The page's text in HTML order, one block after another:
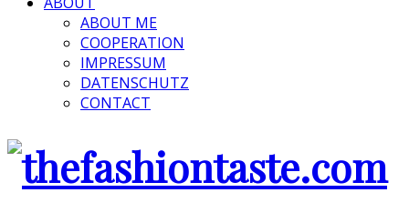
ABOUT ME
COOPERATION
IMPRESSUM
DATENSCHUTZ
CONTACT